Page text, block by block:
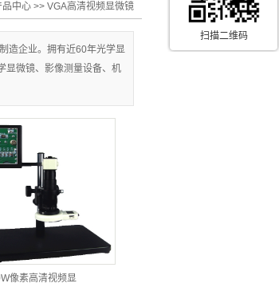
品中心 >> VGA高清视频显微镜
造企业。拥有近60年光学显
显微镜、影像测量设备、机
像素高清视频显
扫描二维码